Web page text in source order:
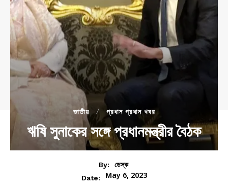
জাতীয় প্রধান প্রধান খবর
ঋষি সুনাকের সঙ্গে প্রধানমন্ত্রীর বৈঠক
By:
ডেস্ক
Date:
May 6, 2023